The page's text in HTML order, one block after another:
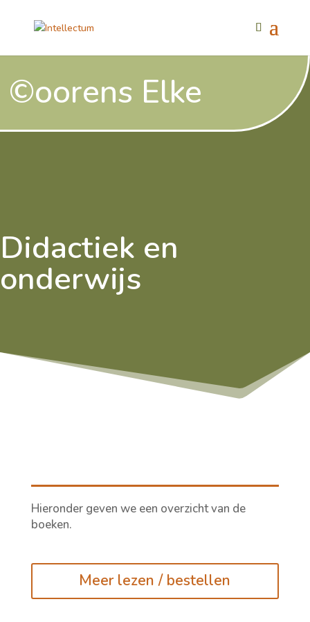
©oorens Elke
Didactiek en
onderwijs
Hieronder geven we een overzicht van de
boeken.
Meer lezen / bestellen